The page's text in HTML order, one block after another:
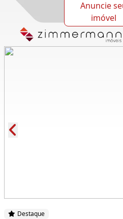
Anuncie
imóvel
Destaque